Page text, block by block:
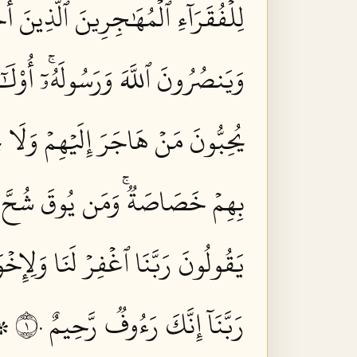
لِلۡفُقَرَآءِ ٱلۡمُهَٰجِرِينَ
وَيَنصُرُونَ ٱللَّهَ وَرَسُولَهُۥٓۚ
يُحِبُّونَ مَنۡ هَاجَرَ إِلَيۡهِمۡ
بِهِمۡ خَصَاصَةٞۚ وَمَن يُوقَ شُحَّ
يَقُولُونَ رَبَّنَا ٱغۡفِرۡ لَنَا
رَبَّنَآ إِنَّكَ رَءُوفٞ رَّحِيمٌ ١٠